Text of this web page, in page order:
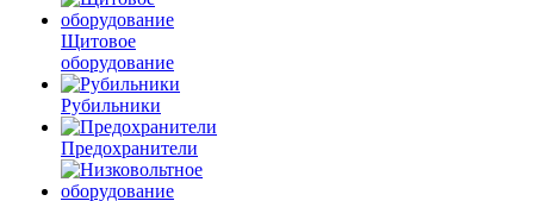
Щитовое
оборудование
Рубильники
Предохранители